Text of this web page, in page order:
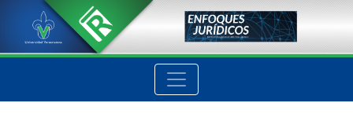
La importancia del reconocimiento y protección del